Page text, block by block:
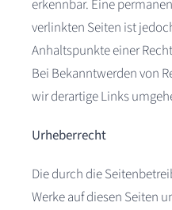
erkennbar. Eine
verlinkten Seiten ist
Anhaltspunkte einer
Bei Bekanntwerden von
wir derartige Links
Urheberrecht
Die durch die
Werke auf diesen Seiten